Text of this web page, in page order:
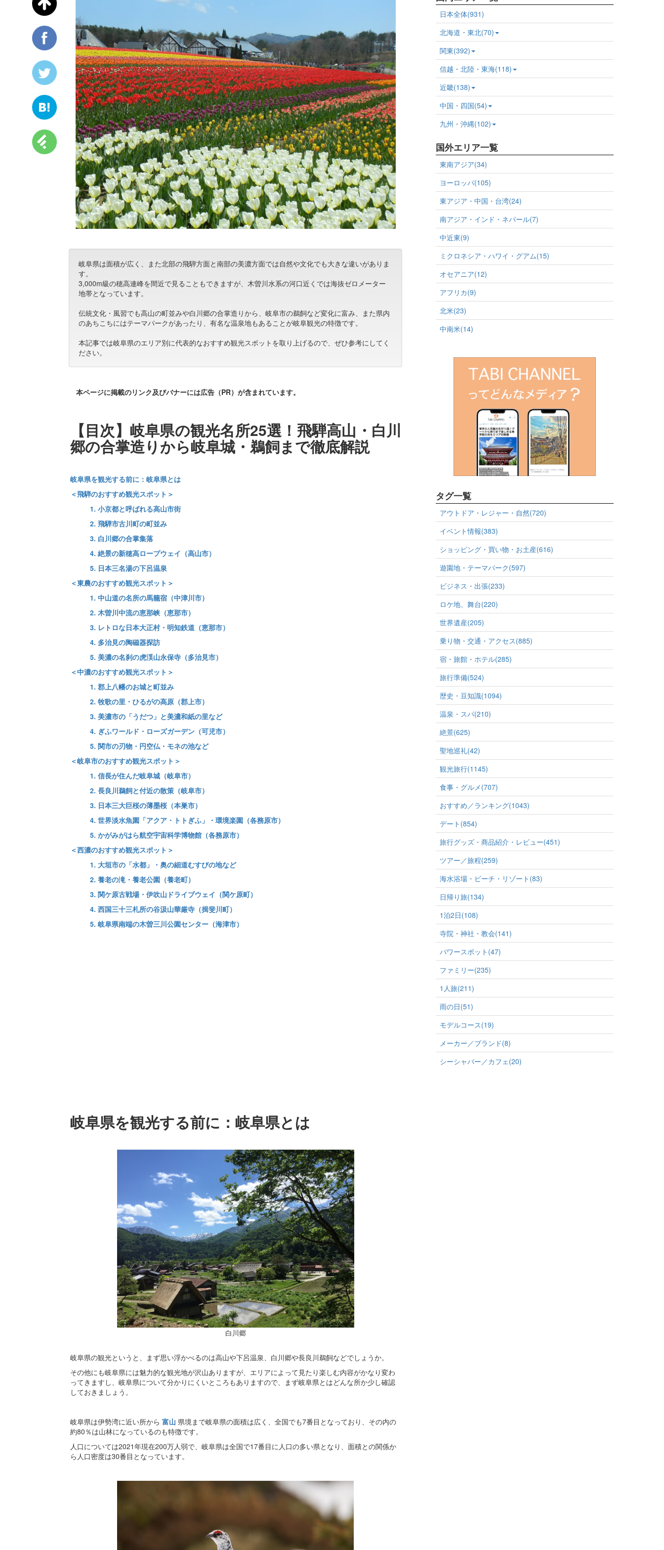
岐阜県は面積が広く、また北部の飛騨方面と南部の美濃方面では自然や文化でも大きな違いがありま
す。
3,000m級の穂高連峰を間近で見ることもできますが、木曽川水系の河口近くでは海抜ゼロメーター
地帯となっています。
伝統文化・風習でも高山の町並みや白川郷の合掌造りから、岐阜市の鵜飼など変化に富み、また県内
のあちこちにはテーマパークがあったり、有名な温泉地もあることが岐阜観光の特徴です。
本記事では岐阜県のエリア別に代表的なおすすめ観光スポットを取り上げるので、ぜひ参考にしてく
ださい。
本ページに掲載のリンク及びバナーには広告（PR）が含まれています。
【目次】岐阜県の観光名所25選！飛騨高山・白川
郷の合掌造りから岐阜城・鵜飼まで徹底解説
岐阜県を観光する前に：岐阜県とは
＜飛騨のおすすめ観光スポット＞
1. 小京都と呼ばれる高山市街
2. 飛騨市古川町の町並み
3. 白川郷の合掌集落
4. 絶景の新穂高ロープウェイ（高山市）
5. 日本三名湯の下呂温泉
＜東農のおすすめ観光スポット＞
1. 中山道の名所の馬籠宿（中津川市）
2. 木曽川中流の恵那峡（恵那市）
3. レトロな日本大正村・明知鉄道（恵那市）
4. 多治見の陶磁器探訪
5. 美濃の名刹の虎渓山永保寺（多治見市）
＜中濃のおすすめ観光スポット＞
1. 郡上八幡のお城と町並み
2. 牧歌の里・ひるがの高原（郡上市）
3. 美濃市の「うだつ」と美濃和紙の里など
4. ぎふワールド・ローズガーデン（可児市）
5. 関市の刃物・円空仏・モネの池など
＜岐阜市のおすすめ観光スポット＞
1. 信長が住んだ岐阜城（岐阜市）
2. 長良川鵜飼と付近の散策（岐阜市）
3. 日本三大巨桜の薄墨桜（本巣市）
4. 世界淡水魚園「アクア・トトぎふ」・環境楽園（各務原市）
5. かがみがはら航空宇宙科学博物館（各務原市）
＜西濃のおすすめ観光スポット＞
1. 大垣市の「水都」・奥の細道むすびの地など
2. 養老の滝・養老公園（養老町）
3. 関ケ原古戦場・伊吹山ドライブウェイ（関ケ原町）
4. 西国三十三札所の谷汲山華厳寺（揖斐川町）
5. 岐阜県南端の木曽三川公園センター（海津市）
岐阜県を観光する前に：岐阜県とは
白川郷
岐阜県の観光というと、まず思い浮かべるのは高山や下呂温泉、白川郷や長良川鵜飼などでしょうか。
その他にも岐阜県には魅力的な観光地が沢山ありますが、エリアによって見たり楽しむ内容がかなり変わ
ってきますし、岐阜県について分かりにくいところもありますので、まず岐阜県とはどんな所か少し確認
しておきましょう。
岐阜県は伊勢湾に近い所から 富山 県境まで岐阜県の面積は広く、全国でも7番目となっており、その内の
約80％は山林になっているのも特徴です。
人口については2021年現在200万人弱で、岐阜県は全国で17番目に人口の多い県となり、面積との関係か
ら人口密度は30番目となっています。
日本全体(931)
北海道・東北(70)
関東(392)
信越・北陸・東海(118)
近畿(138)
中国・四国(54)
九州・沖縄(102)
国外エリア一覧
東南アジア(34)
ヨーロッパ(105)
東アジア・中国・台湾(24)
南アジア・インド・ネパール(7)
中近東(9)
ミクロネシア・ハワイ・グアム(15)
オセアニア(12)
アフリカ(9)
北米(23)
中南米(14)
タグ一覧
アウトドア・レジャー・自然(720)
イベント情報(383)
ショッピング・買い物・お土産(616)
遊園地・テーマパーク(597)
ビジネス・出張(233)
ロケ地、舞台(220)
世界遺産(205)
乗り物・交通・アクセス(885)
宿・旅館・ホテル(285)
旅行準備(524)
歴史・豆知識(1094)
温泉・スパ(210)
絶景(625)
聖地巡礼(42)
観光旅行(1145)
食事・グルメ(707)
おすすめ／ランキング(1043)
デート(854)
旅行グッズ・商品紹介・レビュー(451)
ツアー／旅程(259)
海水浴場・ビーチ・リゾート(83)
日帰り旅(134)
1泊2日(108)
寺院・神社・教会(141)
パワースポット(47)
ファミリー(235)
1人旅(211)
雨の日(51)
モデルコース(19)
メーカー／ブランド(8)
シーシャバー／カフェ(20)